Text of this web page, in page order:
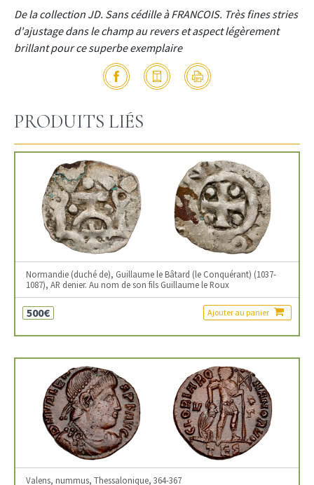
De la collection JD. Sans cédille à FRANCOIS. Très fines stries
d'ajustage dans le champ au revers et aspect légèrement
brillant pour ce superbe exemplaire
PRODUITS LIÉS
Normandie (duché de), Guillaume le Bâtard (le Conquérant) (1037-
1087), AR denier. Au nom de son fils Guillaume le Roux
500€ Ajouter au panier
Valens, nummus, Thessalonique, 364-367